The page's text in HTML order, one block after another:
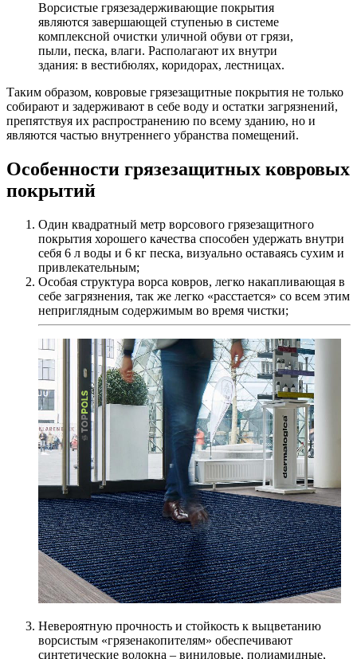
Ворсистые грязезадерживающие покрытия
являются завершающей ступенью в системе
комплексной очистки уличной обуви от грязи,
пыли, песка, влаги. Располагают их внутри
здания: в вестибюлях, коридорах, лестницах.
Таким образом, ковровые грязезащитные покрытия не только
собирают и задерживают в себе воду и остатки загрязнений,
препятствуя их распространению по всему зданию, но и
являются частью внутреннего убранства помещений.
Особенности грязезащитных ковровых
покрытий
Один квадратный метр ворсового грязезащитного
покрытия хорошего качества способен удержать внутри
себя 6 л воды и 6 кг песка, визуально оставаясь сухим и
привлекательным;
Особая структура ворса ковров, легко накапливающая в
себе загрязнения, так же легко «расстается» со всем этим
неприглядным содержимым во время чистки;
Невероятную прочность и стойкость к выцветанию
ворсистым «грязенакопителям» обеспечивают
синтетические волокна – виниловые, полиамидные,